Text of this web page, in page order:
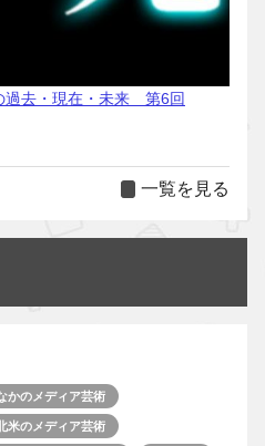
過去・現在・未来 第6回
一覧を見る
かのメディア芸術
米のメディア芸術